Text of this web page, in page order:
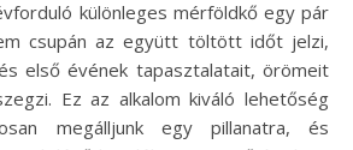
csupán az együtt töltött időt jelzi,
első évének tapasztalatait, örömeit
Ez az alkalom kiváló lehetőség
megálljunk egy pillanatra, és